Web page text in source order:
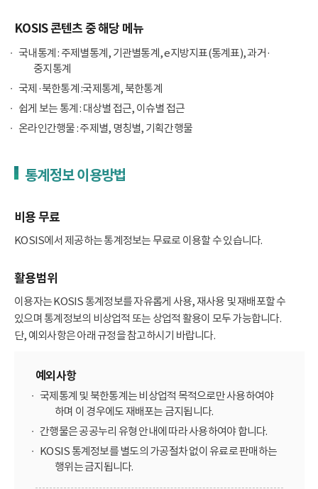
KOSIS 콘텐츠 중 해당 메뉴
국내통계 : 주제별통계, 기관별통계, e지방지표(통계표), 과거·
중지통계
국제·북한통계 :국제통계, 북한통계
쉽게 보는 통계 : 대상별 접근, 이슈별 접근
온라인간행물 : 주제별, 명칭별, 기획간행물
통계정보 이용방법
비용 무료
KOSIS에서 제공하는 통계정보는 무료로 이용할 수 있습니다.
활용범위
이용자는 KOSIS 통계정보를 자유롭게 사용, 재사용 및 재배포할 수
있으며 통계정보의 비상업적 또는 상업적 활용이 모두 가능합니다.
단, 예외사항은 아래 규정을 참고하시기 바랍니다.
예외사항
국제통계 및 북한통계는 비상업적 목적으로만 사용하여야
하며 이 경우에도 재배포는 금지됩니다.
간행물은 공공누리 유형 안내에 따라 사용하여야 합니다.
KOSIS 통계정보를 별도의 가공절차 없이 유료로 판매하는
행위는 금지됩니다.